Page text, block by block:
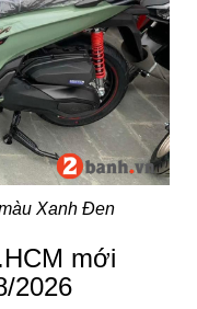
Xanh Đen
mới
2026